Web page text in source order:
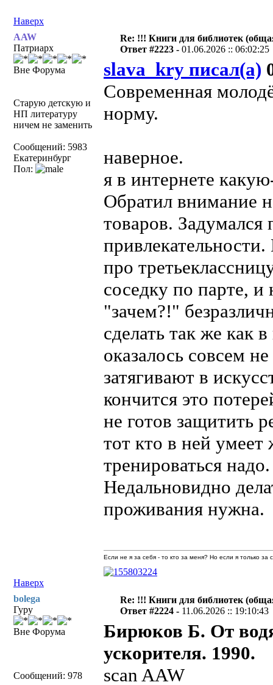
Наверх
AAW
Патриарх
Вне Форума
Старую детскую и
НП литературу
ничем не заменить
Сообщений: 5983
Екатеринбург
Пол:
Re: !!! Книги для библиотек
Ответ #2223 -01.06.2026 :: 06:02:25
slava_kry писал(а)
Современная
норму.
наверное.
я в интернете
Обратил внимание
товаров.
про
соседку по парте,
"зачем?!"
сделать так же как
оказалось совсем
затягивают в
кончится это
не готов защитить
тот кто в ней
тренироваться надо.
Недальновидно
проживания нужна.
Наверх
Если не я за себя - то кто за меня? Но если я только
bolega
Гуру
Вне Форума
Сообщений: 978
Re: !!! Книги для библиотек
Ответ #2224 - 11.06.2026 :: 19:10:43
Бирюков Б. От
ускорителя. 1990.
scan AAW